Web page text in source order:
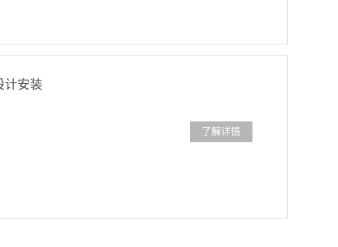
计安装
了解详情